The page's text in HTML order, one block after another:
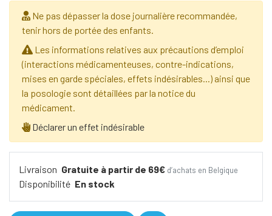
Ne pas dépasser la dose journalière recommandée,
tenir hors de portée des enfants.
Les informations relatives aux précautions d’emploi
(interactions médicamenteuses, contre-indications,
mises en garde spéciales, effets indésirables...) ainsi que
la posologie sont détaillées par la notice du
médicament.
Déclarer un effet indésirable
Livraison Gratuite à partir de 69€ d’achats en Belgique
Disponibilité En stock